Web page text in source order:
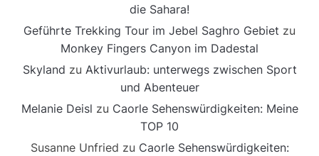
die Sahara!
Geführte Trekking Tour im Jebel Saghro Gebiet zu
Monkey Fingers Canyon im Dadestal
Skyland zu Aktivurlaub: unterwegs zwischen Sport
und Abenteuer
Melanie Deisl zu Caorle Sehenswürdigkeiten: Meine
TOP 10
Susanne Unfried zu Caorle Sehenswürdigkeiten: